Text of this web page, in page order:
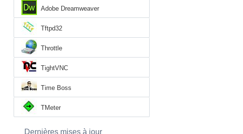
Adobe Dreamweaver
Tftpd32
Throttle
TightVNC
Time Boss
TMeter
Dernières mises à jour